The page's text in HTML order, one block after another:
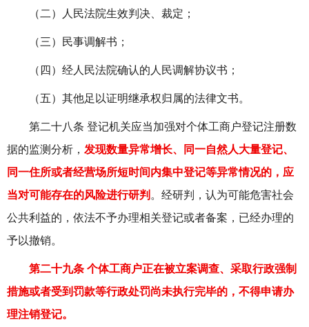
（二）人民法院生效判决、裁定；
（三）民事调解书；
（四）经人民法院确认的人民调解协议书；
（五）其他足以证明继承权归属的法律文书。
第二十八条 登记机关应当加强对个体工商户登记注册数
据的监测分析， 发现数量异常增长、同一自然人大量登记、
同一住所或者经营场所短时间内集中登记等异常情况的，应
当对可能存在的风险进行研判 。经研判，认为可能危害社会
公共利益的，依法不予办理相关登记或者备案，已经办理的
予以撤销。
第二十九条 个体工商户正在被立案调查、采取行政强制
措施或者受到罚款等行政处罚尚未执行完毕的，不得申请办
理注销登记。